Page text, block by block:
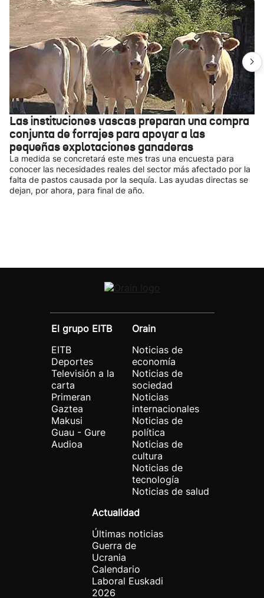
Las instituciones vascas preparan una compra
conjunta de forrajes para apoyar a las
pequeñas explotaciones ganaderas
La medida se concretará este mes tras una encuesta para
conocer las necesidades reales del sector más afectado por la
falta de pastos causada por la sequía. Las ayudas directas se
dejan, por ahora, para final de año.
El grupo EITB
EITB
Deportes
Televisión a la
carta
Primeran
Gaztea
Makusi
Guau - Gure
Audioa
Orain
Noticias de
economía
Noticias de
sociedad
Noticias
internacionales
Noticias de
política
Noticias de
cultura
Noticias de
tecnología
Noticias de salud
Actualidad
Últimas noticias
Guerra de
Ucrania
Calendario
Laboral Euskadi
2026